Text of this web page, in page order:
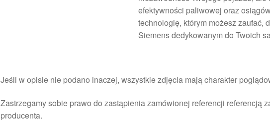
efektywności paliwowej oraz
technologię, którym możesz zaufać,
Siemens dedykowanym do Twoich
Jeśli w opisie nie podano inaczej, wszystkie zdjęcia mają charakter
Zastrzegamy sobie prawo do zastąpienia zamówionej referencji referencją
producenta.